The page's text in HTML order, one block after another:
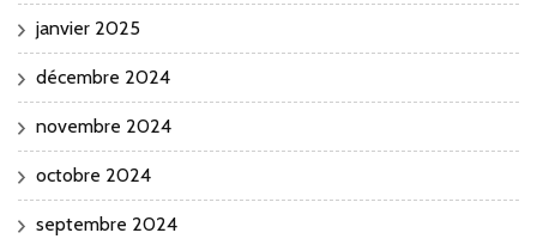
janvier 2025
décembre 2024
novembre 2024
octobre 2024
septembre 2024